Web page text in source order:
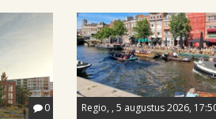
0 Regio, , 5 augustus 2026,